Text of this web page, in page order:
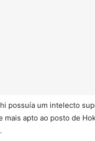
possuía um intelecto
mais apto ao posto de